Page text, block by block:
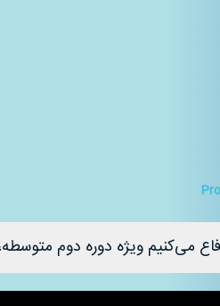
می‌کنیم ویژه دوره دوم